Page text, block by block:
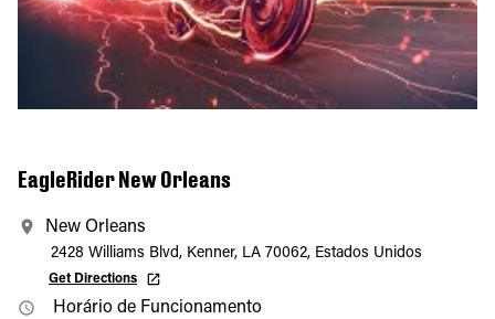
EagleRider New Orleans
New Orleans
2428 Williams Blvd, Kenner, LA 70062, Estados Unidos
Get Directions
Horário de Funcionamento